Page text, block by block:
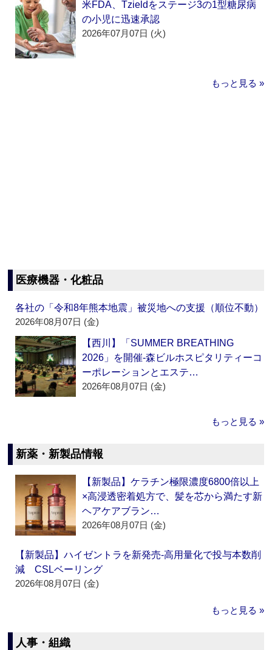
米FDA、Tzieldをステージ3の1型糖尿病
の小児に迅速承認
2026年07月07日 (火)
もっと見る »
医療機器・化粧品
各社の「令和8年熊本地震」被災地への支援（順位不動）
2026年08月07日 (金)
【西川】「SUMMER BREATHING
2026」を開催‐森ビルホスピタリティーコ
ーポレーションとエステ…
2026年08月07日 (金)
もっと見る »
新薬・新製品情報
【新製品】ケラチン極限濃度6800倍以上
×高浸透密着処方で、髪を芯から満たす新
ヘアケアブラン…
2026年08月07日 (金)
【新製品】ハイゼントラを新発売‐高用量化で投与本数削
減 CSLベーリング
2026年08月07日 (金)
もっと見る »
人事・組織